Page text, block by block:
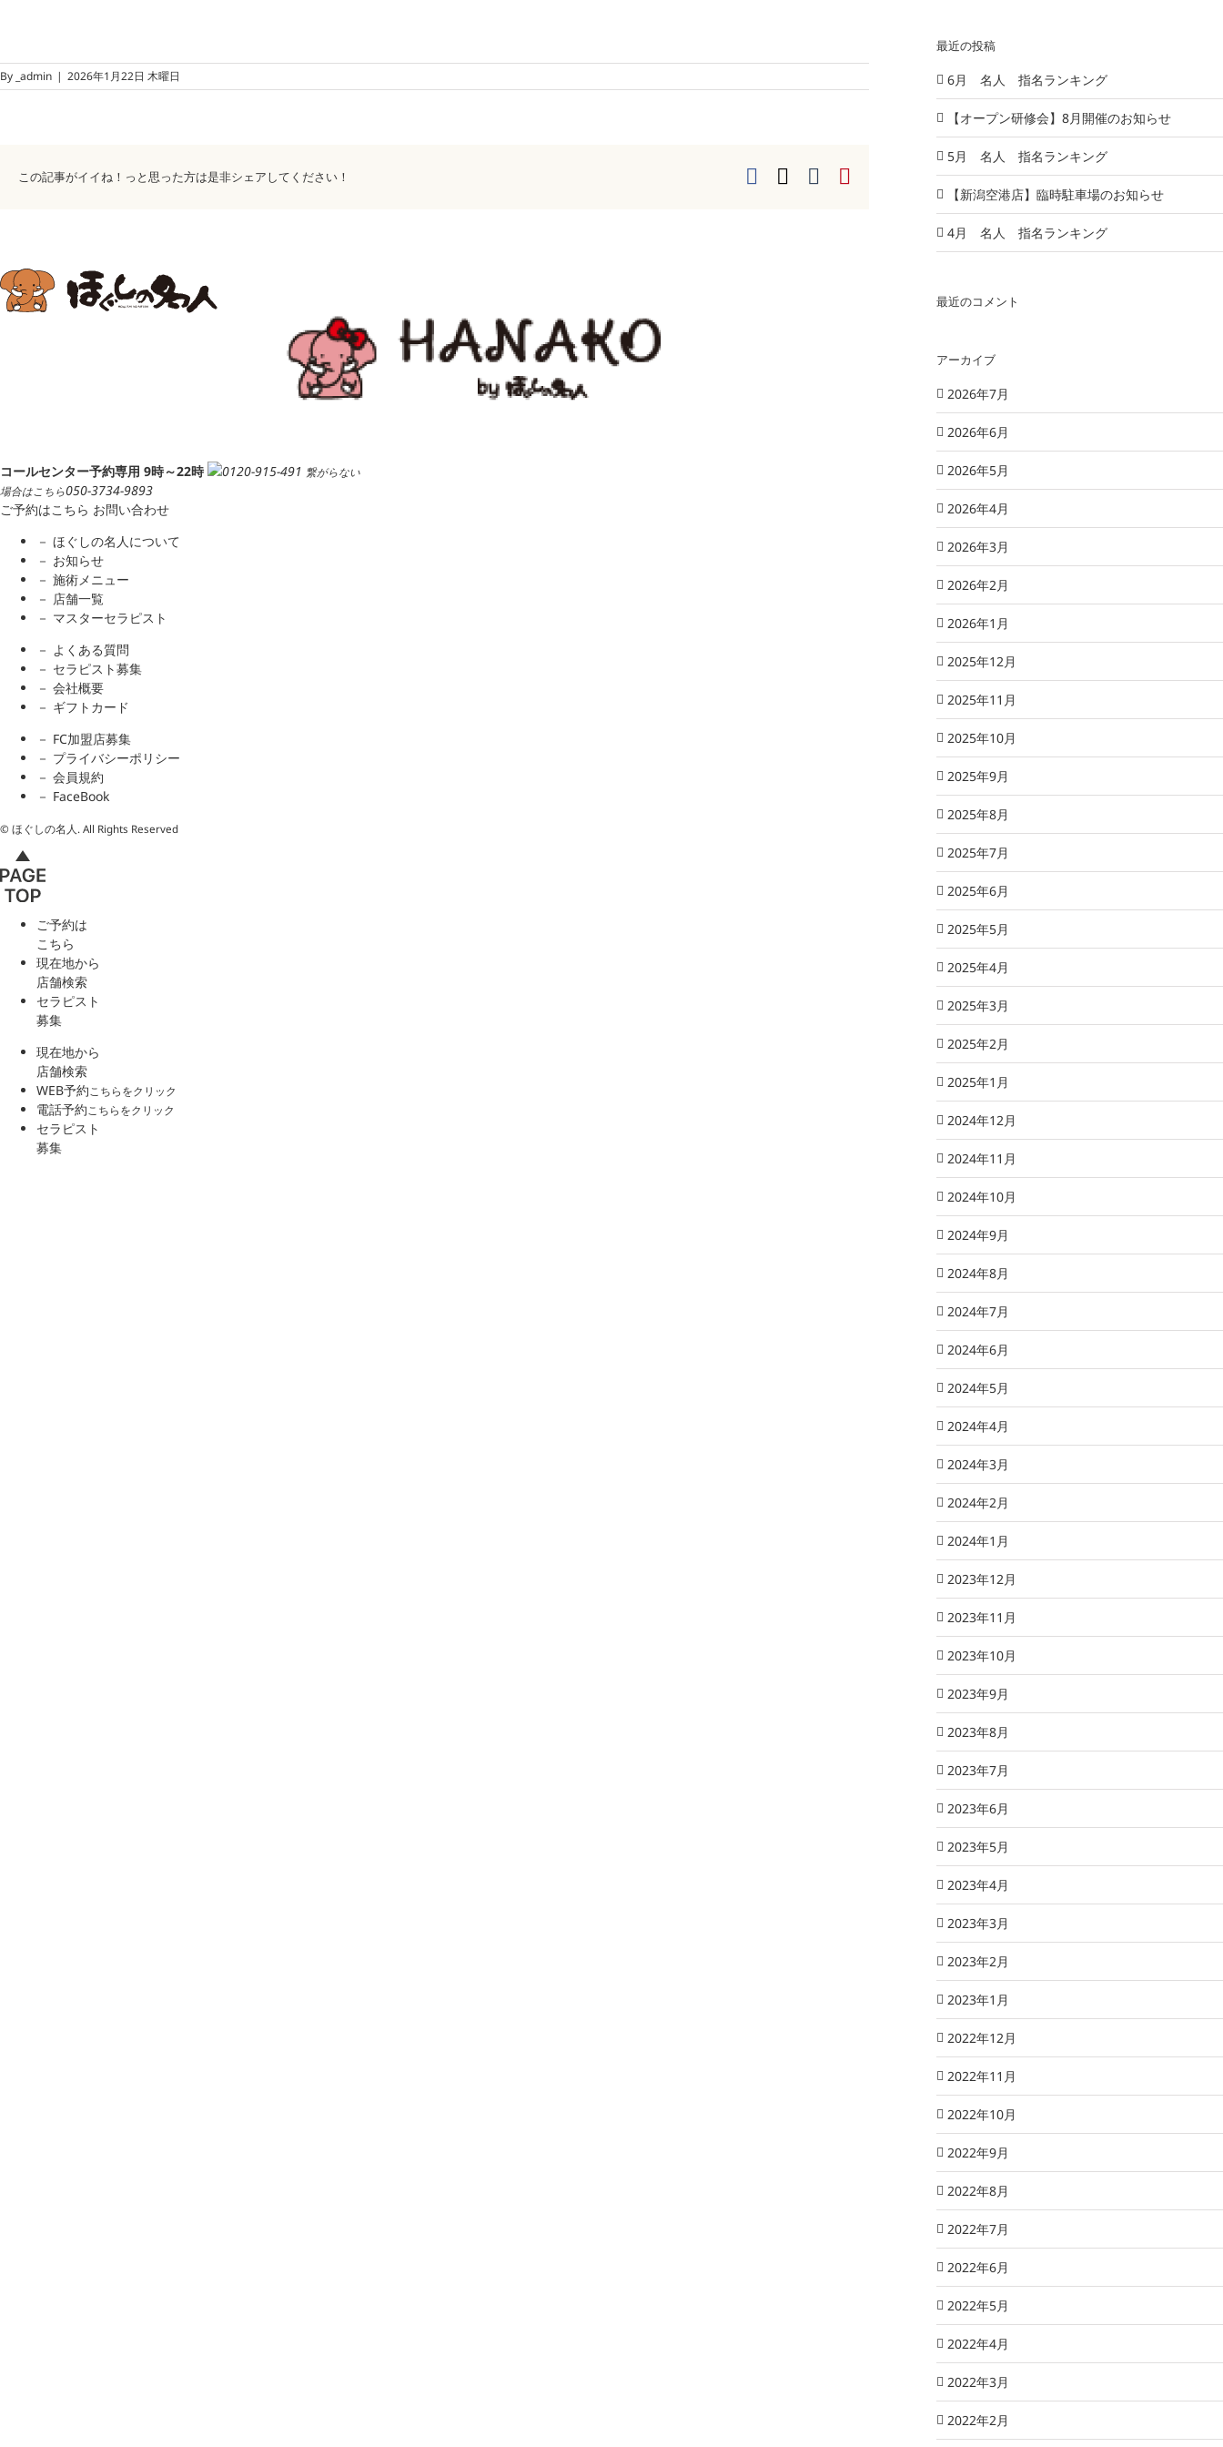
By _admin | 2026年1月22日 木曜日
この記事がイイね！っと思った方は是非シェアしてください！ Facebook
X TumblrPinterest
最近の投稿
6月 名人 指名ランキング
【オープン研修会】8月開催のお知らせ
5月 名人 指名ランキング
【新潟空港店】臨時駐車場のお知らせ
4月 名人 指名ランキング
最近のコメント
アーカイブ
2026年7月
2026年6月
2026年5月
2026年4月
2026年3月
2026年2月
2026年1月
2025年12月
2025年11月
2025年10月
2025年9月
2025年8月
2025年7月
2025年6月
2025年5月
2025年4月
2025年3月
2025年2月
2025年1月
2024年12月
2024年11月
2024年10月
2024年9月
2024年8月
2024年7月
2024年6月
2024年5月
2024年4月
2024年3月
2024年2月
2024年1月
2023年12月
2023年11月
2023年10月
2023年9月
2023年8月
2023年7月
2023年6月
2023年5月
2023年4月
2023年3月
2023年2月
2023年1月
2022年12月
2022年11月
2022年10月
2022年9月
2022年8月
2022年7月
2022年6月
2022年5月
2022年4月
2022年3月
2022年2月
コールセンター予約専用 9時～22時 0120-915-491 繋がらない
場合はこちら050-3734-9893
ご予約はこちら お問い合わせ
－ ほぐしの名人について
－ お知らせ
－ 施術メニュー
－ 店舗一覧
－ マスターセラピスト
－ よくある質問
－ セラピスト募集
－ 会社概要
－ ギフトカード
－ FC加盟店募集
－ プライバシーポリシー
－ 会員規約
－ FaceBook
© ほぐしの名人. All Rights Reserved
ご予約は
こちら
現在地から
店舗検索
セラピスト
募集
現在地から
店舗検索
WEB予約こちらをクリック
電話予約こちらをクリック
セラピスト
募集